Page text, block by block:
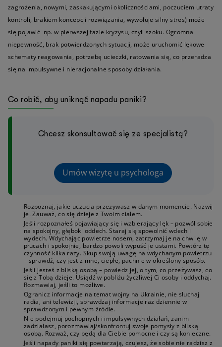
zagrożenia, nowymi, zaskakującymi okolicznościami, poczuciem utraty
kontroli, brakiem koncepcji rozwiązania, wywołuje silny stres) może
się pojawić np. w pierwszej fazie kryzysu, czyli szoku. Ogromna
niepewność, brak potwierdzonych sytuacji, może uruchomić lękowe
schematy reagowania, potrzebę ucieczki, ratowania się, co przeradza
się na impulsywne i nieracjonalne sposoby działania.
Co robić, aby uniknąć napadu paniki?
Chcesz skonsultować się ze specjalistą?
Umów wizytę u psychologa
Rozpoznaj, jakie uczucia przezywasz w danym momencie. Nazwij
je. Zauważ, co się dzieje z Twoim ciałem.
Jeśli rozpoznałeś pojawiający się i wzbierający lęk – pozwól sobie
na spokojny, głęboki oddech. Staraj się spowolnić wdech i
wydech. Wdychając powietrze nosem, zatrzymaj je na chwilę w
płucach i spokojnie, bardzo powoli wypuść je ustami. Powtórz tę
czynność kilka razy. Skup swoją uwagę na wdychanym powietrzu
– sprawdź, czy jest zimne, ciepłe, pachnie w określony sposób.
Jeśli jesteś z bliską osobą – powiedz jej, o tym, co przeżywasz, co
się z Tobą dzieje. Usiądź w pobliżu życzliwej Ci osoby i oddychaj.
Rozmawiaj, jeśli to możliwe.
Ogranicz informacje na temat wojny na Ukrainie, nie słuchaj
radia, ani telewizji, sprawdzaj informacje raz dziennie w
sprawdzonym i pewnym źródle.
Nie podejmuj pochopnych i impulsywnych działań, zanim
zadziałasz, porozmawiaj/skonfrontuj swoje pomysły z bliską
osobą. Rozważ, czy będą dla Ciebie pomocne i czy są konieczne.
Jeśli napady paniki się powtarzają, czujesz, że sobie nie radzisz z